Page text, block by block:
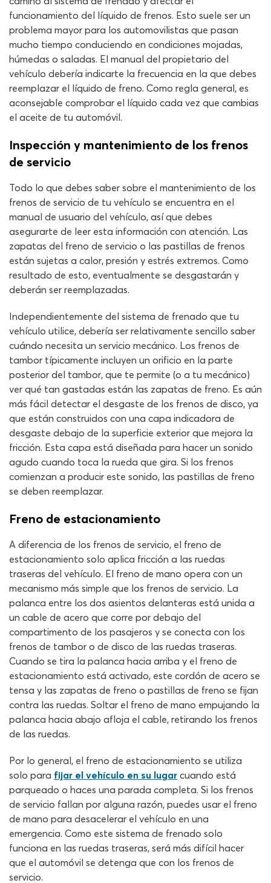
funcionamiento del líquido de frenos. Esto suele ser un
problema mayor para los automovilistas que pasan
mucho tiempo conduciendo en condiciones mojadas,
húmedas o saladas. El manual del propietario del
vehículo debería indicarte la frecuencia en la que debes
reemplazar el líquido de freno. Como regla general, es
aconsejable comprobar el líquido cada vez que cambias
el aceite de tu automóvil.
Inspección y mantenimiento de los frenos
de servicio
Todo lo que debes saber sobre el mantenimiento de los
frenos de servicio de tu vehículo se encuentra en el
manual de usuario del vehículo, así que debes
asegurarte de leer esta información con atención. Las
zapatas del freno de servicio o las pastillas de frenos
están sujetas a calor, presión y estrés extremos. Como
resultado de esto, eventualmente se desgastarán y
deberán ser reemplazadas.
Independientemente del sistema de frenado que tu
vehículo utilice, debería ser relativamente sencillo saber
cuándo necesita un servicio mecánico. Los frenos de
tambor típicamente incluyen un orificio en la parte
posterior del tambor, que te permite (o a tu mecánico)
ver qué tan gastadas están las zapatas de freno. Es aún
más fácil detectar el desgaste de los frenos de disco, ya
que están construidos con una capa indicadora de
desgaste debajo de la superficie exterior que mejora la
fricción. Esta capa está diseñada para hacer un sonido
agudo cuando toca la rueda que gira. Si los frenos
comienzan a producir este sonido, las pastillas de freno
se deben reemplazar.
Freno de estacionamiento
A diferencia de los frenos de servicio, el freno de
estacionamiento solo aplica fricción a las ruedas
traseras del vehículo. El freno de mano opera con un
mecanismo más simple que los frenos de servicio. La
palanca entre los dos asientos delanteras está unida a
un cable de acero que corre por debajo del
compartimento de los pasajeros y se conecta con los
frenos de tambor o de disco de las ruedas traseras.
Cuando se tira la palanca hacia arriba y el freno de
estacionamiento está activado, este cordón de acero se
tensa y las zapatas de freno o pastillas de freno se fijan
contra las ruedas. Soltar el freno de mano empujando la
palanca hacia abajo afloja el cable, retirando los frenos
de las ruedas.
Por lo general, el freno de estacionamiento se utiliza
solo para fijar el vehículo en su lugar cuando está
parqueado o haces una parada completa. Si los frenos
de servicio fallan por alguna razón, puedes usar el freno
de mano para desacelerar el vehículo en una
emergencia. Como este sistema de frenado solo
funciona en las ruedas traseras, será más difícil hacer
que el automóvil se detenga que con los frenos de
servicio.